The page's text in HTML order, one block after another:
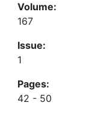
Volume:
167
Issue:
1
Pages:
42 - 50